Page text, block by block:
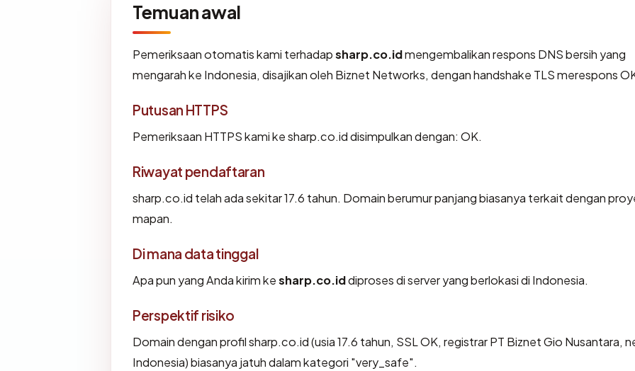
Temuan awal
Pemeriksaan otomatis kami terhadapsharp.co.idmengembalikan respons DNS bersih yang
mengarah ke Indonesia, disajikan oleh Biznet Networks, dengan handshake TLS merespons
Putusan HTTPS
Pemeriksaan HTTPS kami ke sharp.co.id disimpulkan dengan: OK.
Riwayat pendaftaran
sharp.co.id telah ada sekitar 17.6 tahun. Domain berumur panjang biasanya terkait dengan
mapan.
Di mana data tinggal
Apa pun yang Anda kirim kesharp.co.iddiproses di server yang berlokasi di Indonesia.
Perspektif risiko
Domain dengan profil sharp.co.id (usia 17.6 tahun, SSL OK, registrar PT Biznet Gio Nusantara,
Indonesia) biasanya jatuh dalam kategori "very_safe".